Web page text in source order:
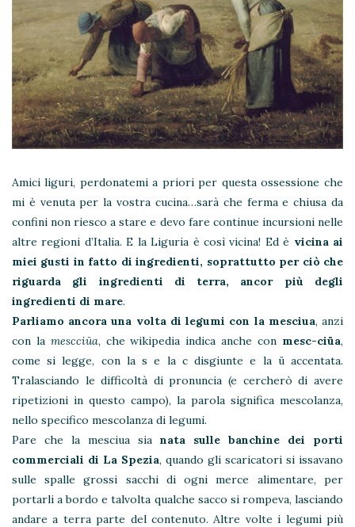
Amici liguri, perdonatemi a priori per questa ossessione che
mi è venuta per la vostra cucina…sarà che ferma e chiusa da
confini non riesco a stare e devo fare continue incursioni nelle
altre regioni d’Italia. E la Liguria è così vicina! Ed è vicina ai
miei gusti in fatto di ingredienti, soprattutto per ciò che
riguarda gli ingredienti di terra, ancor più degli
ingredienti di mare.
Parliamo ancora una volta di legumi con la mesciua, anzi
con la mescciüa, che wikipedia indica anche con mesc-ciüa,
come si legge, con la s e la c disgiunte e la ü accentata.
Tralasciando le difficoltà di pronuncia (e cercherò di avere
ripetizioni in questo campo), la parola significa mescolanza,
nello specifico mescolanza di legumi.
Pare che la mesciua sia nata sulle banchine dei porti
commerciali di La Spezia, quando gli scaricatori si issavano
sulle spalle grossi sacchi di ogni merce alimentare, per
portarli a bordo e talvolta qualche sacco si rompeva, lasciando
andare a terra parte del contenuto. Altre volte i legumi più